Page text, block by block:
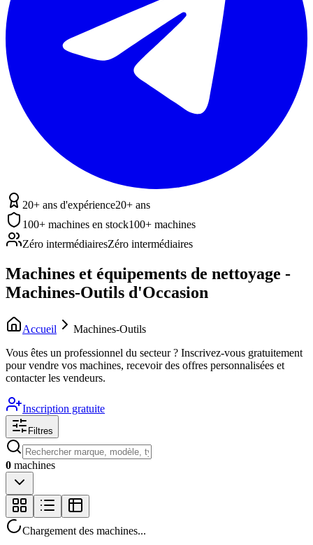
20+ ans d'expérience20+ ans
100+ machines en stock100+ machines
Zéro intermédiairesZéro intermédiaires
Machines et équipements de nettoyage -
Machines-Outils d'Occasion
Accueil
Machines-Outils
Vous êtes un professionnel du secteur ? Inscrivez-vous gratuitement
pour vendre vos machines, recevoir des offres personnalisées et
contacter les vendeurs.
Inscription gratuite
Filtres
0 machines
Chargement des machines...